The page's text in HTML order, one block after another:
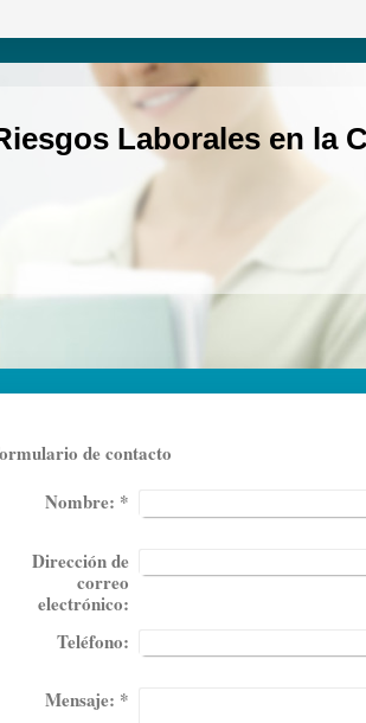
Laborales en la
de contacto
Nombre: *
Dirección de
correo
electrónico:
Teléfono:
Mensaje: *